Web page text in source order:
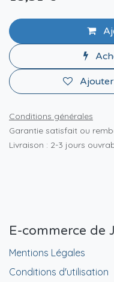
Conditions générales
Garantie satisfait ou
Livraison : 2-3 jours
E-commerce de
Mentions Légales
Conditions d'utilisation